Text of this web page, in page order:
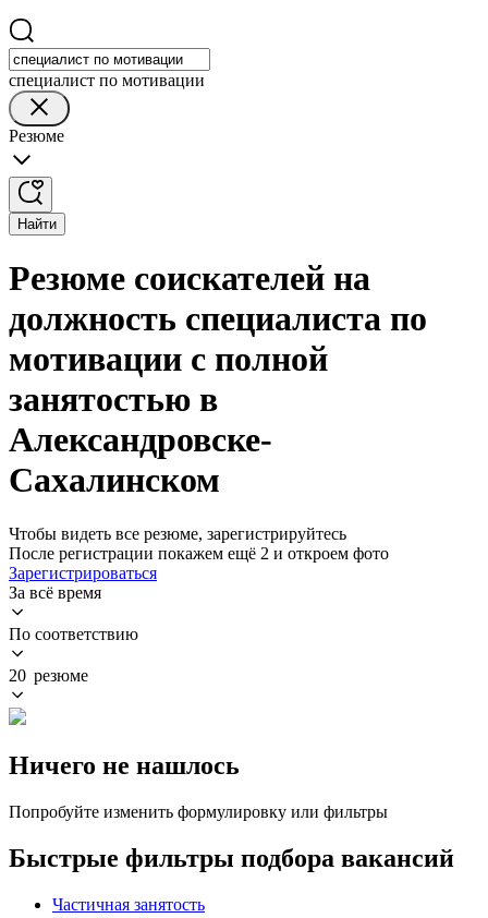
специалист по мотивации
Резюме
Найти
Резюме соискателей на
должность специалиста по
мотивации с полной
занятостью в
Александровске-
Сахалинском
Чтобы видеть все резюме, зарегистрируйтесь
После регистрации покажем ещё 2 и откроем фото
Зарегистрироваться
За всё время
По соответствию
20 резюме
Ничего не нашлось
Попробуйте изменить формулировку или фильтры
Быстрые фильтры подбора вакансий
Частичная занятость